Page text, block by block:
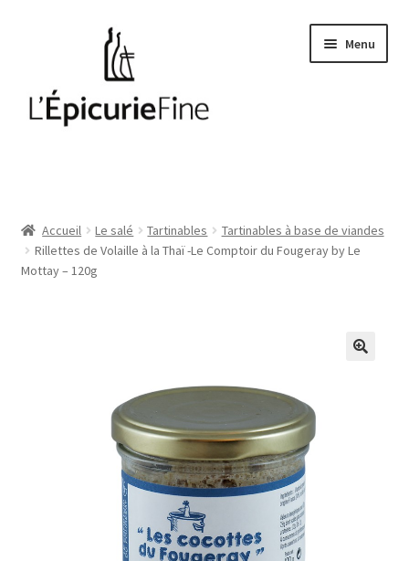
navigation
Menu
Huiles et vinaigres
Accueil Le salé Tartinables
Tartinables à base de viandes
Rillettes de Volaille à la Thaï -Le Comptoir du Fougeray by Le
Mottay – 120g